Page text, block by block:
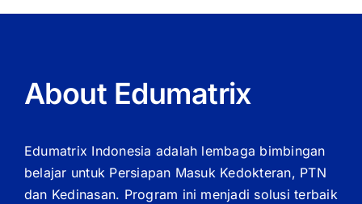
About Edumatrix
Edumatrix Indonesia adalah lembaga bimbingan
belajar untuk Persiapan Masuk Kedokteran, PTN
dan Kedinasan. Program ini menjadi solusi terbaik